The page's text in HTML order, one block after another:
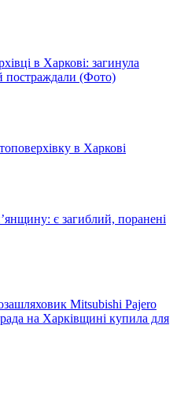
в Харкові: загинула
постраждали (Фото)
в Харкові
є загиблий, поранені
Mitsubishi Pajero
на Харківщині купила для